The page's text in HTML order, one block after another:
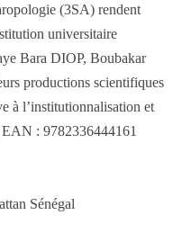
(3SA) rendent
universitaire
Bara DIOP, Boubakar
productions scientifiques
à l’institutionnalisation et
: 9782336444161
Sénégal